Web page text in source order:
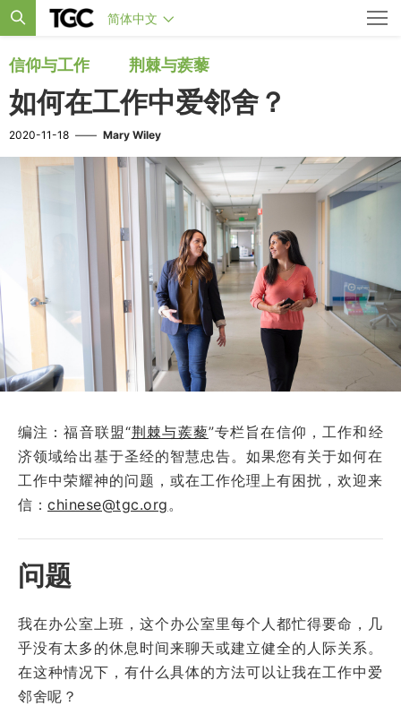
简体中文
信仰与工作 荆棘与蒺藜
如何在工作中爱邻舍？
2020-11-18 —— Mary Wiley
编注：福音联盟“荆棘与蒺藜”专栏旨在信仰，工作和经
济领域给出基于圣经的智慧忠告。如果您有关于如何在
工作中荣耀神的问题，或在工作伦理上有困扰，欢迎来
信： chinese@tgc.org 。
问题
我在办公室上班，这个办公室里每个人都忙得要命，几
乎没有太多的休息时间来聊天或建立健全的人际关系。
在这种情况下，有什么具体的方法可以让我在工作中爱
邻舍呢？